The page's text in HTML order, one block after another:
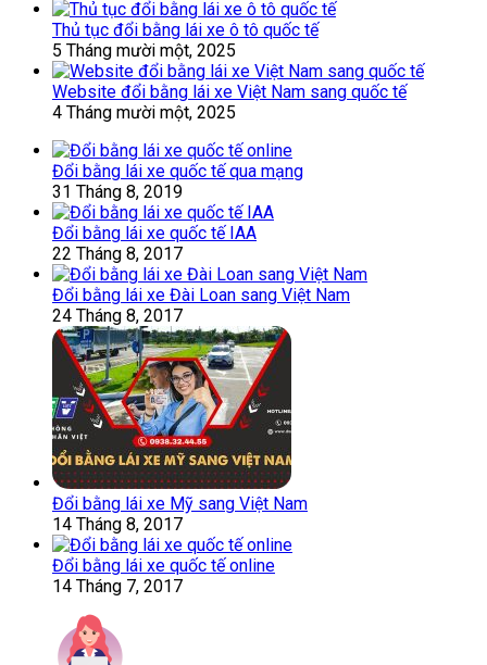
Thủ tục đổi bằng lái xe ô tô quốc tế
5 Tháng mười một, 2025
Website đổi bằng lái xe Việt Nam sang quốc tế
4 Tháng mười một, 2025
Đổi bằng lái xe quốc tế qua mạng
31 Tháng 8, 2019
Đổi bằng lái xe quốc tế IAA
22 Tháng 8, 2017
Đổi bằng lái xe Đài Loan sang Việt Nam
24 Tháng 8, 2017
Đổi bằng lái xe Mỹ sang Việt Nam
14 Tháng 8, 2017
Đổi bằng lái xe quốc tế online
14 Tháng 7, 2017